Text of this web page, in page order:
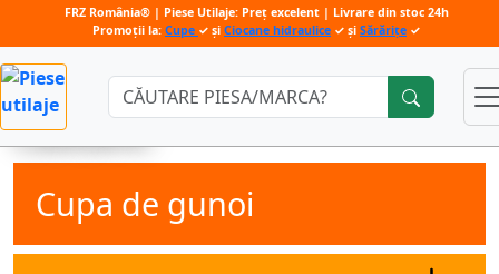
Căutare:
Cupa de gunoi
FRZ România® | Piese Utilaje: Preț excelent | Livrare din stoc 24h
Promoții la: Cupe ✓ și Ciocane hidraulice ✓ și Sărărițe ✓